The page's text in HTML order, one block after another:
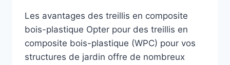
Les avantages des treillis en composite
bois-plastique Opter pour des treillis en
composite bois-plastique (WPC) pour vos
structures de jardin offre de nombreux